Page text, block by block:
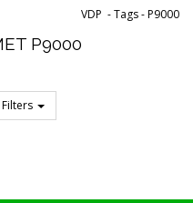
VDP -Tags-P9000
P9000
Filters